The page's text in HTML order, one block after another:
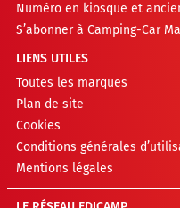
Numéro en kiosque et
S’abonner à Camping-Car
LIENS UTILES
Toutes les marques
Plan de site
Cookies
Conditions générales
Mentions légales